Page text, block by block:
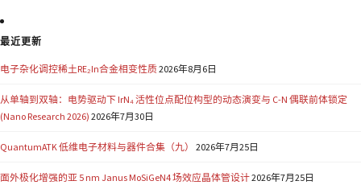
最近更新
电子杂化调控稀土RE₂In合金相变性质2026年8月6日
从单轴到双轴：电势驱动下 IrN₄ 活性位点配位构型的动态演变与 C-N 偶联前体锁定
(Nano Research 2026) 2026年7月30日
QuantumATK 低维电子材料与器件合集（九） 2026年7月25日
面外极化增强的亚 5 nm Janus MoSiGeN4 场效应晶体管设计2026年7月25日